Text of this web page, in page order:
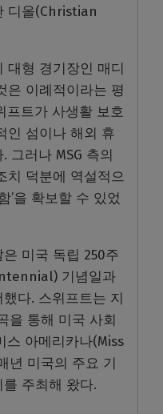
디올(Christian
대형 경기장인 매디
은 이례적이라는 평
프트가 사생활 보호
인 섬이나 해외 휴
그러나 MSG 측의
치 덕분에 역설적으
’을 확보할 수 있었
미국 독립 250주
기념일과
다. 스위프트는 지
을 통해 미국 사회
스 아메리카나(Miss
년 미국의 주요 기
주최해 왔다.